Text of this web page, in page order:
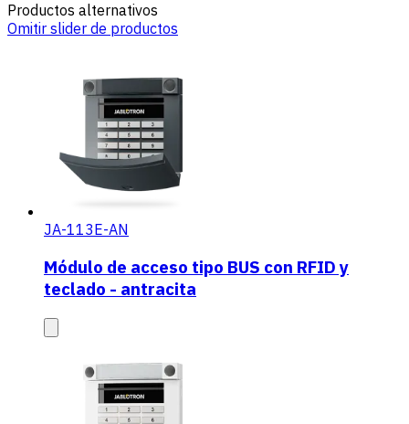
Productos alternativos
Omitir slider de productos
JA-113E-AN
Módulo de acceso tipo BUS con RFID y
teclado - antracita